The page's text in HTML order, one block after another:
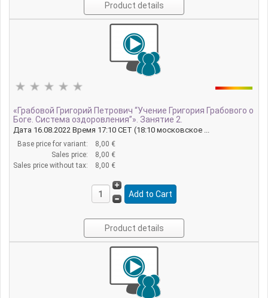
Product details
«Грабовой Григорий Петрович “Учение Григория Грабового о
Боге. Система оздоровления”». Занятие 2.
Дата 16.08.2022 Время 17:10 CET (18:10 московское ...
Base price for variant:
8,00 €
Sales price:
8,00 €
Sales price without tax:
8,00 €
Product details